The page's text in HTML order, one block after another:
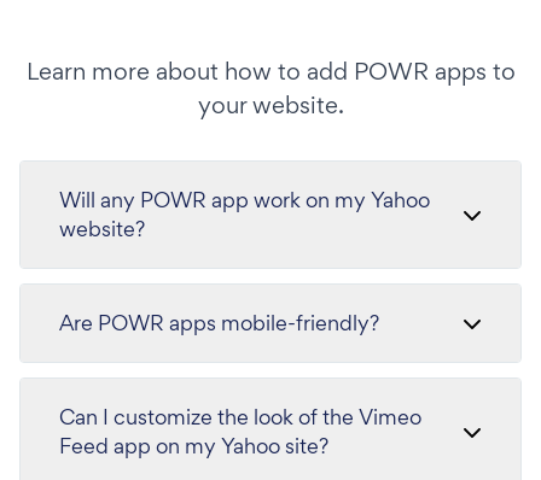
Learn more about how to add POWR apps to
your website.
Will any POWR app work on my Yahoo
website?
Are POWR apps mobile-friendly?
Can I customize the look of the Vimeo
Feed app on my Yahoo site?